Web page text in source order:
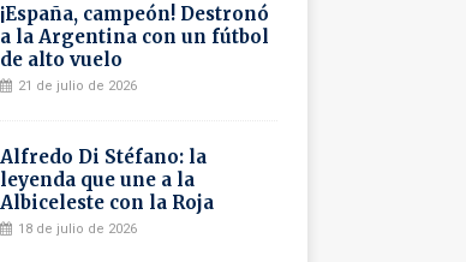
¡España, campeón! Destronó
a la Argentina con un fútbol
de alto vuelo
21 de julio de 2026
Alfredo Di Stéfano: la
leyenda que une a la
Albiceleste con la Roja
18 de julio de 2026